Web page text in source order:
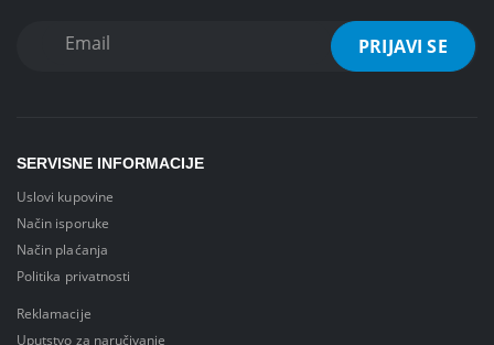
SERVISNE INFORMACIJE
Uslovi kupovine
Način isporuke
Način plaćanja
Politika privatnosti
Reklamacije
Uputstvo za naručivanje